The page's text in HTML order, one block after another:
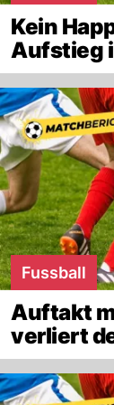
Kein
Aufstieg
Fussball
Auftakt
verliert